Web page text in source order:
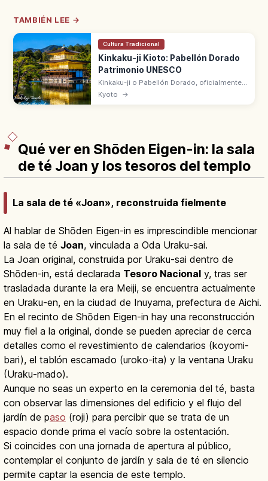
TAMBIÉN LEE →
Cultura Tradicional
Kinkaku-ji Kioto: Pabellón Dorado
Patrimonio UNESCO
Kinkaku-ji o Pabellón Dorado, oficialmente
Rokuon-ji, es el templo de Kioto con un
Shariden de tres pisos cubierto de pan de
Kyoto →
Qué ver en Shōden Eigen-in: la sala
de té Joan y los tesoros del templo
La sala de té «Joan», reconstruida fielmente
Al hablar de Shōden Eigen-in es imprescindible mencionar
la sala de té Joan, vinculada a Oda Uraku-sai.
La Joan original, construida por Uraku-sai dentro de
Shōden-in, está declarada Tesoro Nacional y, tras ser
trasladada durante la era Meiji, se encuentra actualmente
en Uraku-en, en la ciudad de Inuyama, prefectura de Aichi.
En el recinto de Shōden Eigen-in hay una reconstrucción
muy fiel a la original, donde se pueden apreciar de cerca
detalles como el revestimiento de calendarios (koyomi-
bari), el tablón escamado (uroko-ita) y la ventana Uraku
(Uraku-mado).
Aunque no seas un experto en la ceremonia del té, basta
con observar las dimensiones del edificio y el flujo del
jardín de paso (roji) para percibir que se trata de un
espacio donde prima el vacío sobre la ostentación.
Si coincides con una jornada de apertura al público,
contemplar el conjunto de jardín y sala de té en silencio
permite captar la esencia de este templo.